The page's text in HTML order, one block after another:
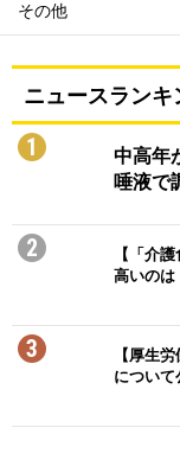
その他
ニュースランキ
1
中高年
唾液で
2
【「介
高いの
3
【厚生
につい